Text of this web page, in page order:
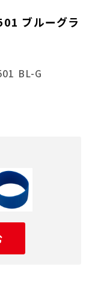
ブルーグラ
BL-G